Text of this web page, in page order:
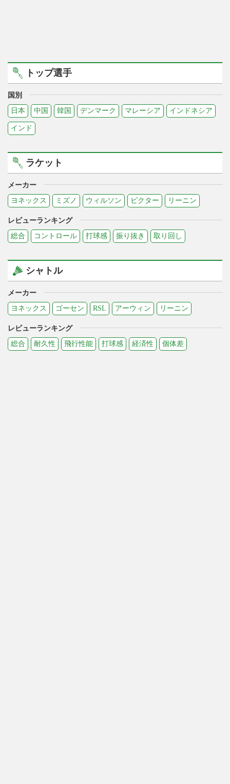
トップ選手
国別
日本
中国 韓国 デンマーク マレーシア インドネシア
インド
ラケット
メーカー
ヨネックス
ミズノ ウィルソン ビクター リーニン
レビューランキング
総合
コントロール 打球感 振り抜き 取り回し
シャトル
メーカー
ヨネックス
ゴーセン RSL アーウィン リーニン
レビューランキング
総合
耐久性 飛行性能 打球感 経済性 個体差